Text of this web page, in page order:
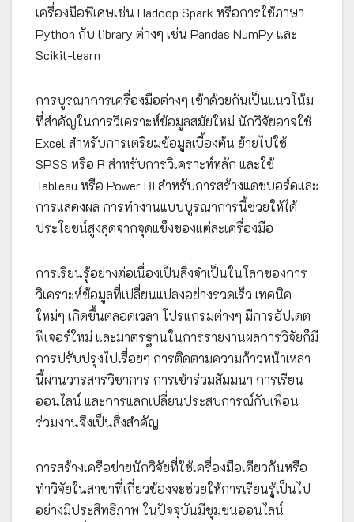
เครื่องมือพิเศษเช่น Hadoop Spark หรือการใช้ภาษา
Python กับ library ต่างๆ เช่น Pandas NumPy และ
Scikit-learn
การบูรณาการเครื่องมือต่างๆ เข้าด้วยกันเป็นแนวโน้ม
ที่สำคัญในการวิเคราะห์ข้อมูลสมัยใหม่ นักวิจัยอาจใช้
Excel สำหรับการเตรียมข้อมูลเบื้องต้น ย้ายไปใช้
SPSS หรือ R สำหรับการวิเคราะห์หลัก และใช้
Tableau หรือ Power BI สำหรับการสร้างแดชบอร์ดและ
การแสดงผล การทำงานแบบบูรณาการนี้ช่วยให้ได้
ประโยชน์สูงสุดจากจุดแข็งของแต่ละเครื่องมือ
การเรียนรู้อย่างต่อเนื่องเป็นสิ่งจำเป็นในโลกของการ
วิเคราะห์ข้อมูลที่เปลี่ยนแปลงอย่างรวดเร็ว เทคนิค
ใหม่ๆ เกิดขึ้นตลอดเวลา โปรแกรมต่างๆ มีการอัปเดต
ฟีเจอร์ใหม่ และมาตรฐานในการรายงานผลการวิจัยก็มี
การปรับปรุงไปเรื่อยๆ การติดตามความก้าวหน้าเหล่า
นี้ผ่านวารสารวิชาการ การเข้าร่วมสัมมนา การเรียน
ออนไลน์ และการแลกเปลี่ยนประสบการณ์กับเพื่อน
ร่วมงานจึงเป็นสิ่งสำคัญ
การสร้างเครือข่ายนักวิจัยที่ใช้เครื่องมือเดียวกันหรือ
ทำวิจัยในสาขาที่เกี่ยวข้องจะช่วยให้การเรียนรู้เป็นไป
อย่างมีประสิทธิภาพ ในปัจจุบันมีชุมชนออนไลน์